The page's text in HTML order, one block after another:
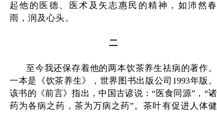
起他的医德、医术及矢志惠民的精神，如沛然春
雨，润及心头。
二
至今我还保存着他的两本饮茶养生祛病的著作。
一本是《饮茶养生》，世界图书出版公司1993年版。
该书的《前言》指出，中国古谚说：“医食同源”，“诸
药为各病之药，茶为万病之药”。茶叶有促进人体健